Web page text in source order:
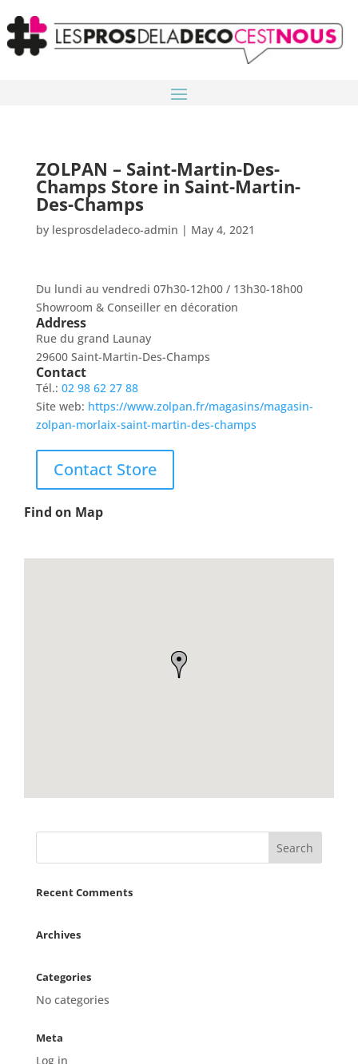
ZOLPAN – Saint-Martin-Des-
Champs Store in Saint-Martin-
Des-Champs
by lesprosdeladeco-admin | May 4, 2021
Du lundi au vendredi 07h30-12h00 / 13h30-18h00
Showroom & Conseiller en décoration
Address
Rue du grand Launay
29600 Saint-Martin-Des-Champs
Contact
Tél.: 02 98 62 27 88
Site web: https://www.zolpan.fr/magasins/magasin-
zolpan-morlaix-saint-martin-des-champs
Contact Store
Find on Map
Recent Comments
Archives
Categories
No categories
Meta
Log in